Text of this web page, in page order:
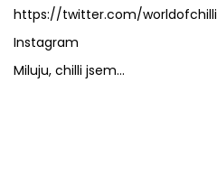
https://twitter.com/worldofchilli
Instagram
Miluju, chilli jsem...